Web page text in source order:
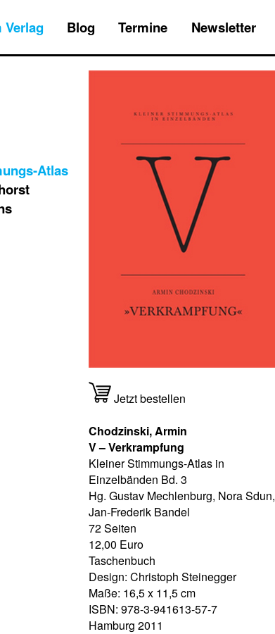
Verlag Blog Termine Newsletter
Atlas
Jetzt bestellen
Chodzinski, Armin
V – Verkrampfung
Kleiner Stimmungs-Atlas in
Einzelbänden Bd. 3
Hg. Gustav Mechlenburg, Nora Sdun,
Jan-Frederik Bandel
72 Seiten
12,00 Euro
Taschenbuch
Design: Christoph Steinegger
Maße: 16,5 x 11,5 cm
ISBN: 978-3-941613-57-7
Hamburg 2011